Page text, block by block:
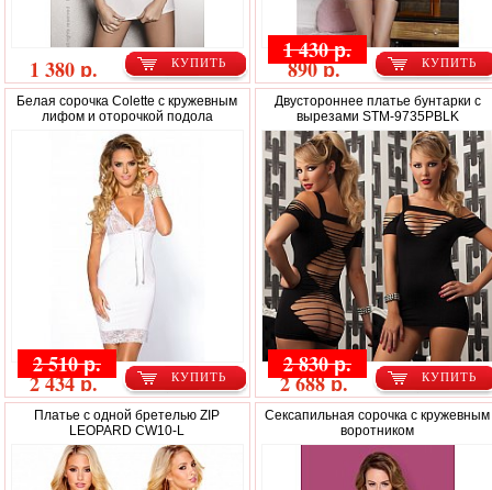
КУПИТЬ
1 380 р. КУПИТЬ
1 430 р.
890 р.
Белая сорочка Colette с кружевным
лифом и оторочкой подола
КУПИТЬ
2 510 р.
2 434 р.
Двустороннее платье бунтарки с
вырезами STM-9735PBLK
КУПИТЬ
2 830 р.
2 688 р.
Платье с одной бретелью ZIP
LEOPARD CW10-L
Сексапильная сорочка с кружевным
воротником